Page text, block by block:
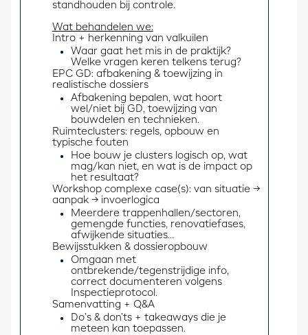
standhouden bij controle.
Wat behandelen we:
Intro + herkenning van valkuilen
Waar gaat het mis in de praktijk?
Welke vragen keren telkens terug?
EPC GD: afbakening & toewijzing in
realistische dossiers
Afbakening bepalen, wat hoort
wel/niet bij GD, toewijzing van
bouwdelen en technieken.
Ruimteclusters: regels, opbouw en
typische fouten
Hoe bouw je clusters logisch op, wat
mag/kan niet, en wat is de impact op
het resultaat?
Workshop complexe case(s): van situatie →
aanpak → invoerlogica
Meerdere trappenhallen/sectoren,
gemengde functies, renovatiefases,
afwijkende situaties…
Bewijsstukken & dossieropbouw
Omgaan met
ontbrekende/tegenstrijdige info,
correct documenteren volgens
Inspectieprotocol.
Samenvatting + Q&A
Do’s & don’ts + takeaways die je
meteen kan toepassen.